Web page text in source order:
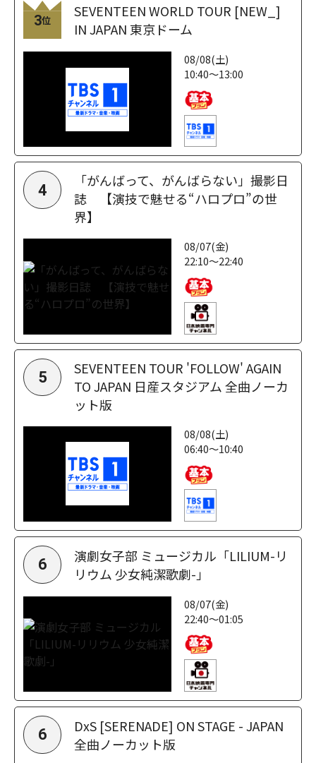
3位
SEVENTEEN WORLD TOUR [NEW_]
IN JAPAN 東京ドーム
08/08(土)
10:40～13:00
4
「がんばって、がんばらない」撮影日
誌 【演技で魅せる“ハロプロ”の世
界】
08/07(金)
22:10～22:40
5
SEVENTEEN TOUR 'FOLLOW' AGAIN
TO JAPAN 日産スタジアム 全曲ノーカ
ット版
08/08(土)
06:40～10:40
6
演劇女子部 ミュージカル「LILIUM-リ
リウム 少女純潔歌劇-」
08/07(金)
22:40～01:05
6
DxS [SERENADE] ON STAGE - JAPAN
全曲ノーカット版